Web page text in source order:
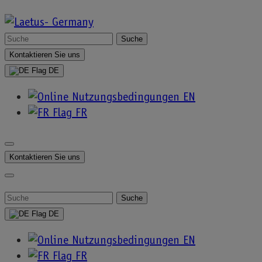
Direkt
zum
Inhalt
Laetus-
Germany
Suche
nach:
Kontaktieren Sie uns
DE
EN
FR
Kontaktieren Sie uns
Suche
nach:
DE
EN
FR
Kennzeichnungs- und Verifizierungssystem für
mehrere Verpackungslinien